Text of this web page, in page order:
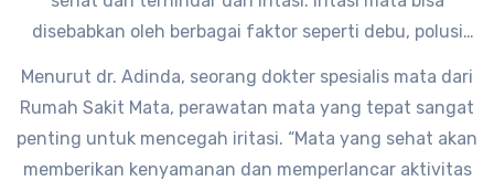
disebabkan oleh berbagai faktor seperti debu, polusi
kontak yang tidak benar.
Menurut dr. Adinda, seorang dokter spesialis mata dari
Rumah Sakit Mata, perawatan mata yang tepat sangat
penting untuk mencegah iritasi. “Mata yang sehat akan
memberikan kenyamanan dan memperlancar aktivitas